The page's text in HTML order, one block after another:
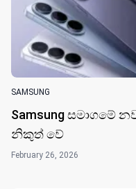
SAMSUNG
Samsung සමාගමේ
නිකුත් වේ
February 26, 2026